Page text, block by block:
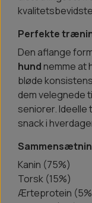
Perfekte
Den aflange
hund nemme at
bløde
dem velegnede
seniorer.
snack i
Kanin (75%)
Torsk (15%)
Ærteprotein